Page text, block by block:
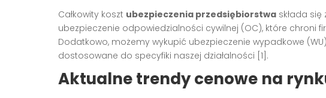
Całkowity koszt ubezpieczenia przedsiębiorstwa składa
ubezpieczenie odpowiedzialności cywilnej (OC), które chroni
Dodatkowo, możemy wykupić ubezpieczenie wypadkowe
dostosowane do specyfiki naszej działalności [1].
Aktualne trendy cenowe na